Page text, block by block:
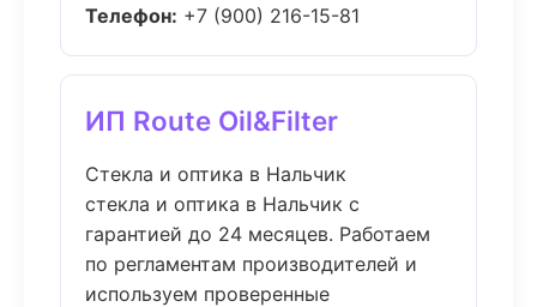
Телефон: +7 (900) 216-15-81
ИП Route Oil&Filter
Стекла и оптика в Нальчик
стекла и оптика в Нальчик с
гарантией до 24 месяцев. Работаем
по регламентам производителей и
используем проверенные